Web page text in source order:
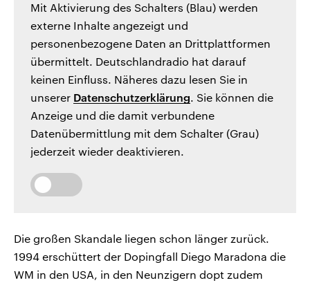
Mit Aktivierung des Schalters (Blau) werden
externe Inhalte angezeigt und
personenbezogene Daten an Drittplattformen
übermittelt. Deutschlandradio hat darauf
keinen Einfluss. Näheres dazu lesen Sie in
unserer Datenschutzerklärung. Sie können die
Anzeige und die damit verbundene
Datenübermittlung mit dem Schalter (Grau)
jederzeit wieder deaktivieren.
Die großen Skandale liegen schon länger zurück.
1994 erschüttert der Dopingfall Diego Maradona die
WM in den USA, in den Neunzigern dopt zudem